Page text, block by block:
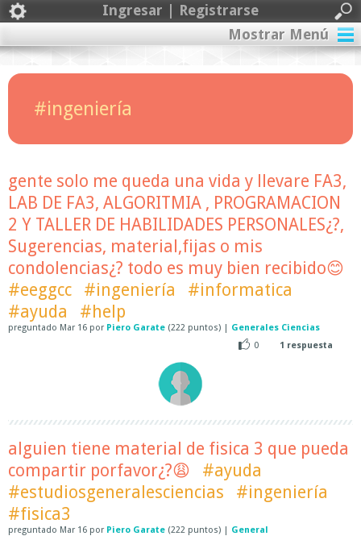
Ingresar | Registrarse
Mostrar Menú
#ingeniería
gente solo me queda una vida y llevare FA3,
LAB DE FA3, ALGORITMIA , PROGRAMACION
2 Y TALLER DE HABILIDADES PERSONALES¿?,
Sugerencias, material,fijas o mis
condolencias¿? todo es muy bien recibido😊
#eeggcc
#ingeniería
#informatica
#ayuda
#help
preguntado Mar 16 por Piero Garate (222 puntos) | Generales Ciencias
0
1 respuesta
alguien tiene material de fisica 3 que pueda
compartir porfavor¿?😩
#ayuda
#estudiosgeneralesciencias
#ingeniería
#fisica3
preguntado Mar 16 por Piero Garate (222 puntos) | General